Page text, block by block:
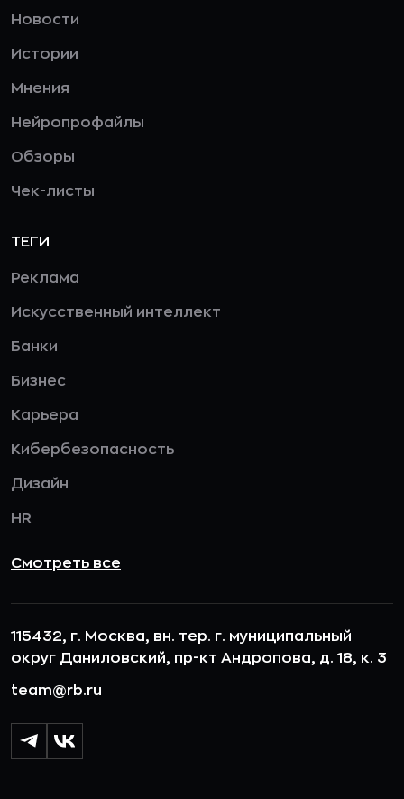
Новости
Истории
Мнения
Нейропрофайлы
Обзоры
Чек-листы
ТЕГИ
Реклама
Искусственный интеллект
Банки
Бизнес
Карьера
Кибербезопасность
Дизайн
HR
Смотреть все
115432, г. Москва, вн. тер. г. муниципальный
округ Даниловский, пр-кт Андропова, д. 18, к. 3
team@rb.ru